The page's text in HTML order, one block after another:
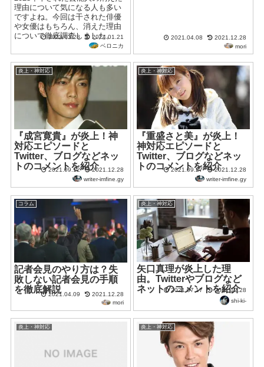
理由について気になる人も多い
ですよね。今回は干された俳優
や女優はもちろん、消えた理由
について徹底調査しました。
2023.03.28
2024.01.21
ベロニカ
2021.04.08
2021.12.28
mori
炎上・神対応
『成宮寛貴』が炎上！神
対応エピソードと
Twitter、ブログなどネッ
トのコメントを紹介
2021.09.12
2021.12.28
writer-imfine.gy
炎上・神対応
『重盛さと美』が炎上！
神対応エピソードと
Twitter、ブログなどネッ
トのコメントを紹介
2021.09.27
2021.12.28
writer-imfine.gy
コラム
記者会見のやり方は？失
敗しない記者会見の手順
を徹底解説2021.04.09
2021.12.28
mori
炎上・神対応
矢口真理が炎上した理
由。Twitterやブログなど
ネットのコメントを紹介
2021.07.17
2021.12.28
shi-ki-
炎上・神対応 炎上・神対応